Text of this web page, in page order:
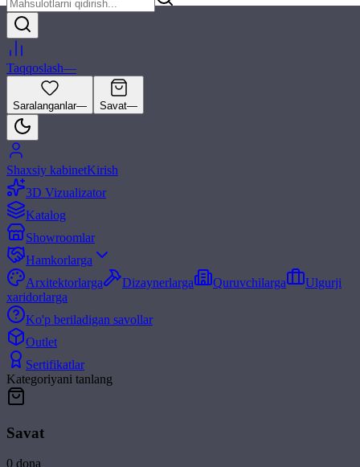
Taqqoslash—
Saralanganlar— Savat—
Shaxsiy kabinetKirish
3D Vizualizator
Katalog
Showroomlar
Hamkorlarga
Arxitektorlarga
Dizaynerlarga Quruvchilarga
Ulgurji
xaridorlarga
Ko'p beriladigan savollar
Outlet
Sertifikatlar
Kategoriyani tanlang
Savat
0 dona